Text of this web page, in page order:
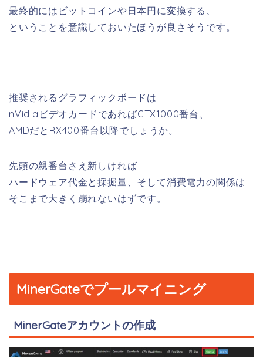
最終的にはビットコインや日本円に変換する、
ということを意識しておいたほうが良さそうです。
推奨されるグラフィックボードは
nVidiaビデオカードであればGTX1000番台、
AMDだとRX400番台以降でしょうか。
先頭の親番台さえ新しければ
ハードウェア代金と採掘量、そして消費電力の関係は
そこまで大きく崩れないはずです。
MinerGateでプールマイニング
MinerGateアカウントの作成